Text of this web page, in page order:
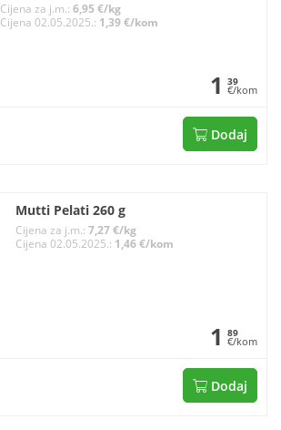
Cijena za j.m.: 6,95 €/kg
Cijena 02.05.2025.: 1,39 €/kom
1 39
€/kom
Dodaj
Mutti Pelati 260 g
Cijena za j.m.: 7,27 €/kg
Cijena 02.05.2025.: 1,46 €/kom
1 89
€/kom
Dodaj